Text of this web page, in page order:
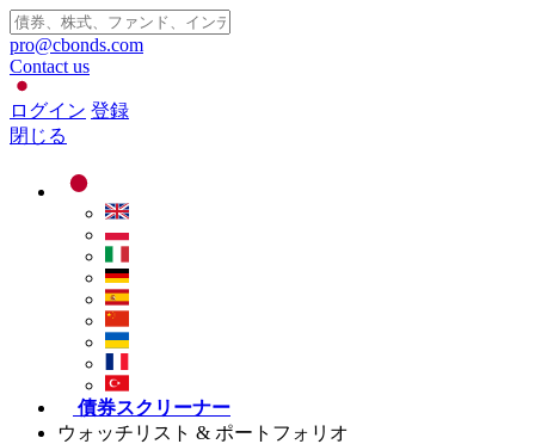
pro@cbonds.com
Contact us
ログイン 登録
閉じる
債券スクリーナー
ウォッチリスト & ポートフォリオ